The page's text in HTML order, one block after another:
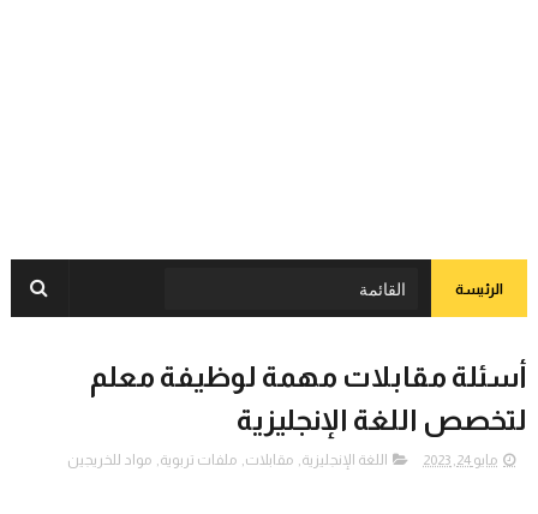
الرئيسة
أسئلة مقابلات مهمة لوظيفة معلم
لتخصص اللغة الإنجليزية
مايو 24, 2023 اللغة الإنجليزية, مقابلات, ملفات تربوية, مواد للخريجين